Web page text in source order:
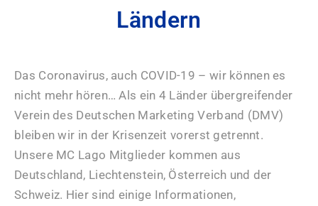
Ländern
Das Coronavirus, auch COVID-19 – wir können es
nicht mehr hören… Als ein 4 Länder übergreifender
Verein des Deutschen Marketing Verband (DMV)
bleiben wir in der Krisenzeit vorerst getrennt.
Unsere MC Lago Mitglieder kommen aus
Deutschland, Liechtenstein, Österreich und der
Schweiz. Hier sind einige Informationen,